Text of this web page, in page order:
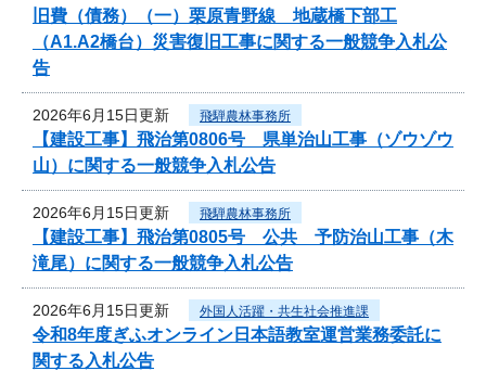
旧費（債務）（一）栗原青野線 地蔵橋下部工
（A1.A2橋台）災害復旧工事に関する一般競争入札公
告
2026年6月15日更新 飛騨農林事務所
【建設工事】飛治第0806号 県単治山工事（ゾウゾウ
山）に関する一般競争入札公告
2026年6月15日更新 飛騨農林事務所
【建設工事】飛治第0805号 公共 予防治山工事（木
滝尾）に関する一般競争入札公告
2026年6月15日更新 外国人活躍・共生社会推進課
令和8年度ぎふオンライン日本語教室運営業務委託に
関する入札公告